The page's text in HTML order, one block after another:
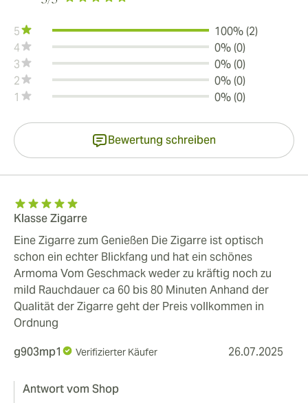
5
100% (2)
4
0% (0)
3
0% (0)
2
0% (0)
1
0% (0)
Bewertung schreiben
Klasse Zigarre
Eine Zigarre zum Genießen Die Zigarre ist optisch
schon ein echter Blickfang und hat ein schönes
Armoma Vom Geschmack weder zu kräftig noch zu
mild Rauchdauer ca 60 bis 80 Minuten Anhand der
Qualität der Zigarre geht der Preis vollkommen in
Ordnung
g903mp1
Verifizierter Käufer 26.07.2025
Antwort vom Shop